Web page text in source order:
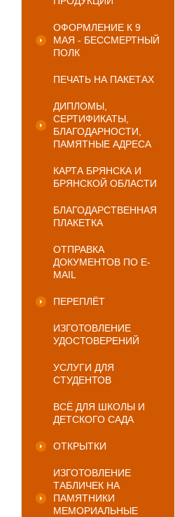
ОФОРМЛЕНИЕ К 9
МАЯ - БЕССМЕРТНЫЙ
ПОЛК
ПЕЧАТЬ НА ПАКЕТАХ
ДИПЛОМЫ,
СЕРТИФИКАТЫ,
БЛАГОДАРНОСТИ,
ПАМЯТНЫЕ АДРЕСА
КАРТА БРЯНСКА И
БРЯНСКОЙ ОБЛАСТИ
БЛАГОДАРСТВЕННАЯ
ПЛАКЕТКА
ОТПРАВКА
ДОКУМЕНТОВ ПО E-
MAIL
ПЕРЕПЛЁТ
ИЗГОТОВЛЕНИЕ
УДОСТОВЕРЕНИЙ
УСЛУГИ ДЛЯ
СТУДЕНТОВ
ВСЁ ДЛЯ ШКОЛЫ И
ДЕТСКОГО САДА
ОТКРЫТКИ
ИЗГОТОВЛЕНИЕ
ТАБЛИЧЕК НА
ПАМЯТНИКИ
МЕМОРИАЛЬНЫЕ